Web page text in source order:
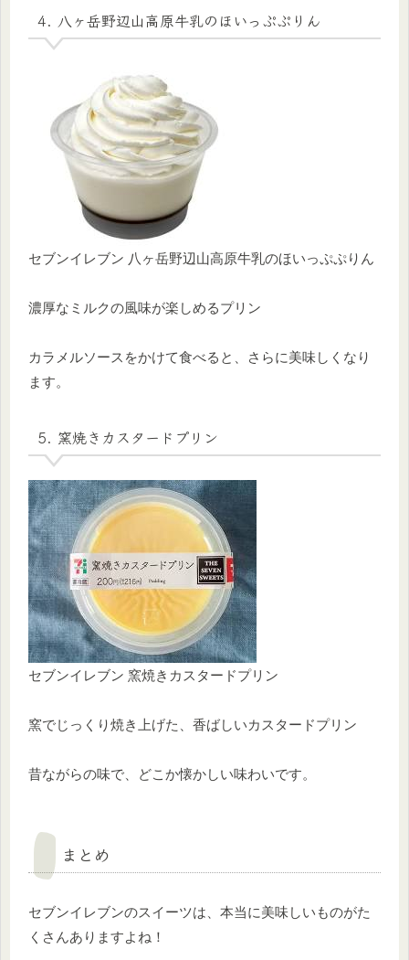
4. 八ヶ岳野辺山高原牛乳のほいっぷぷりん
セブンイレブン 八ヶ岳野辺山高原牛乳のほいっぷぷりん
濃厚なミルクの風味が楽しめるプリン
カラメルソースをかけて食べると、さらに美味しくなり
ます。
5. 窯焼きカスタードプリン
セブンイレブン 窯焼きカスタードプリン
窯でじっくり焼き上げた、香ばしいカスタードプリン
昔ながらの味で、どこか懐かしい味わいです。
まとめ
セブンイレブンのスイーツは、本当に美味しいものがた
くさんありますよね！